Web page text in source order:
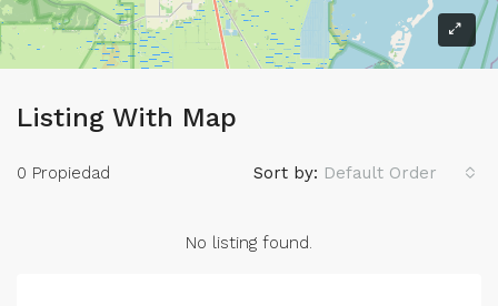
Listing With Map
0 Propiedad Sort by: Default Order
No listing found.